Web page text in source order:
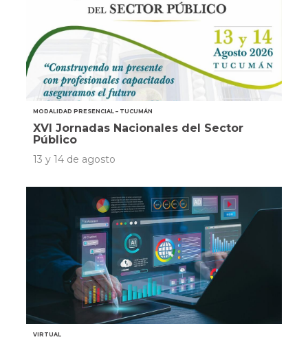
MODALIDAD PRESENCIAL – TUCUMÁN
XVI Jornadas Nacionales del Sector
Público
13 y 14 de agosto
VIRTUAL